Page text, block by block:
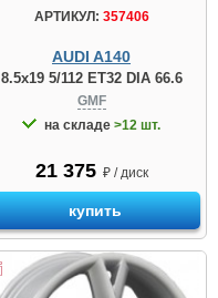
АРТИКУЛ: 357406
AUDI A140
8.5x19 5/112 ET32 DIA 66.6
GMF
на складе >12 шт.
21 375 ₽ / диск
купить